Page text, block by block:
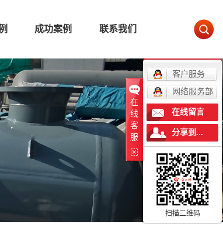
成功案例 联系我们
在
线
客
服
客户服务
网络服务部
在线留言
分享到...
扫描二维码